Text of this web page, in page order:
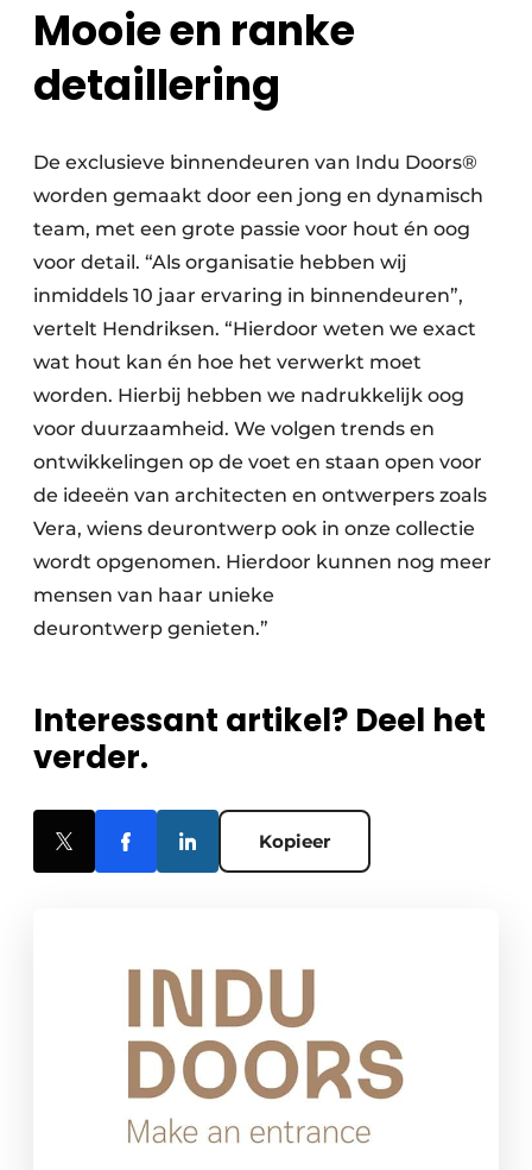
Mooie en ranke
detaillering
De exclusieve binnendeuren van Indu Doors®
worden gemaakt door een jong en dynamisch
team, met een grote passie voor hout én oog
voor detail. “Als organisatie hebben wij
inmiddels 10 jaar ervaring in binnendeuren”,
vertelt Hendriksen. “Hierdoor weten we exact
wat hout kan én hoe het verwerkt moet
worden. Hierbij hebben we nadrukkelijk oog
voor duurzaamheid. We volgen trends en
ontwikkelingen op de voet en staan open voor
de ideeën van architecten en ontwerpers zoals
Vera, wiens deurontwerp ook in onze collectie
wordt opgenomen. Hierdoor kunnen nog meer
mensen van haar unieke
deurontwerp genieten.”
Interessant artikel? Deel het
verder.
Kopieer